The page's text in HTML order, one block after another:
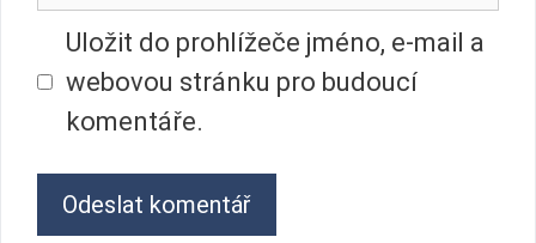
Uložit do prohlížeče jméno, e-mail a
webovou stránku pro budoucí
komentáře.